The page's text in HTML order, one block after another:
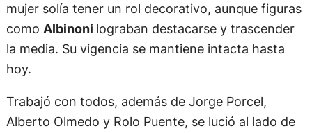
mujer solía tener un rol decorativo, aunque figuras
como Albinoni lograban destacarse y trascender
la media. Su vigencia se mantiene intacta hasta
hoy.
Trabajó con todos, además de Jorge Porcel,
Alberto Olmedo y Rolo Puente, se lució al lado de